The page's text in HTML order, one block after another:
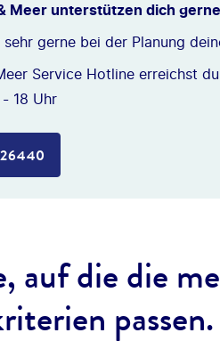
Meer unterstützen dich
gerne bei der Planung
Service Hotline erreichst du
18 Uhr
auf die die
passen.